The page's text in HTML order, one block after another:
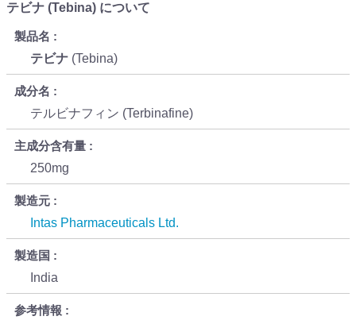
テビナ (Tebina) について
製品名
テビナ (Tebina)
成分名
テルビナフィン (Terbinafine)
主成分含有量
250mg
製造元
Intas Pharmaceuticals Ltd.
製造国
India
参考情報